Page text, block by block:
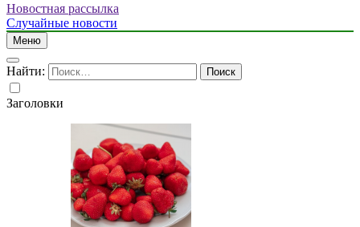
Новостная рассылка
Случайные новости
Меню
Найти:
Заголовки